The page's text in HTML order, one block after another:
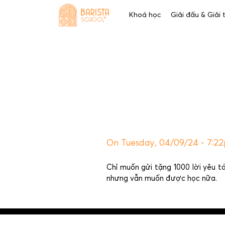
Khoá học Giải đấu & Giải
On Tuesday, 04/09/24 -
Chỉ muốn gửi tặng 1000 lời yêu
nhưng vẫn muốn được học nữa.
Post